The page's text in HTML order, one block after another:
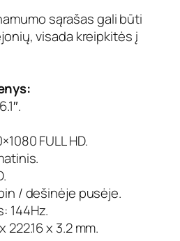
sąrašas gali būti
visada kreipkitės į
FULL HD.
/ dešinėje pusėje.
144Hz.
222.16 x 3.2 mm.